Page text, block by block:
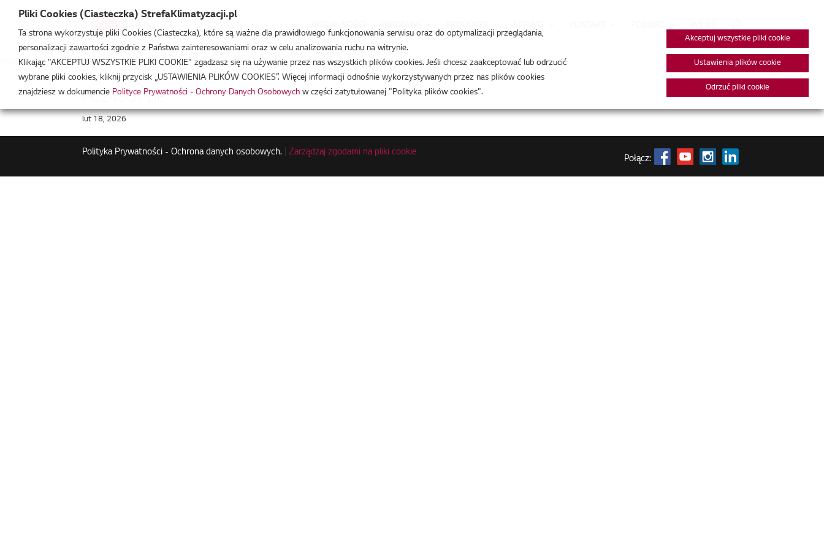
Strefa Klimatyzacji /PC24SQ.NSK
PC24SQ.PDF
lut 18, 2026
Polityka Prywatności - Ochrona danych osobowych. |Zarządzaj zgodami na pliki cookie
Połącz:
Pliki Cookies (Ciasteczka) StrefaKlimatyzacji.pl
Ta strona wykorzystuje pliki Cookies (Ciasteczka), które są ważne dla prawidłowego funkcjonowania serwisu oraz do optymalizacji przeglądania,
personalizacji zawartości zgodnie z Państwa zainteresowaniami oraz w celu analizowania ruchu na witrynie.
Klikając "AKCEPTUJ WSZYSTKIE PLIKI COOKIE" zgadzasz się na używanie przez nas wszystkich plików cookies. Jeśli chcesz zaakceptować lub odrzucić
wybrane pliki cookies, kliknij przycisk „USTAWIENIA PLIKÓW COOKIES”. Więcej informacji odnośnie wykorzystywanych przez nas plików cookies
znajdziesz w dokumencie Polityce Prywatności - Ochrony Danych Osobowych w części zatytułowanej "Polityka plików cookies".
Akceptuj wszystkie pliki cookie
Ustawienia plików cookie
Odrzuć pliki cookie